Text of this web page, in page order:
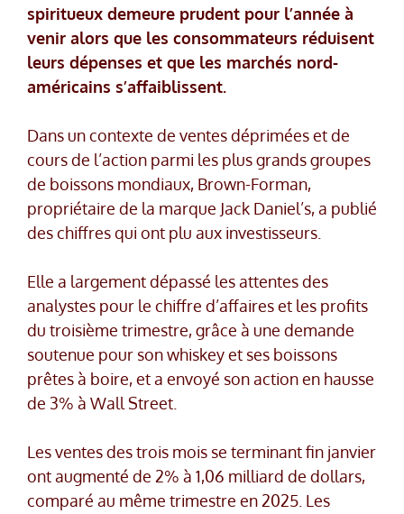
spiritueux demeure prudent pour l’année à
venir alors que les consommateurs réduisent
leurs dépenses et que les marchés nord-
américains s’affaiblissent.
Dans un contexte de ventes déprimées et de
cours de l’action parmi les plus grands groupes
de boissons mondiaux, Brown-Forman,
propriétaire de la marque Jack Daniel’s, a publié
des chiffres qui ont plu aux investisseurs.
Elle a largement dépassé les attentes des
analystes pour le chiffre d’affaires et les profits
du troisième trimestre, grâce à une demande
soutenue pour son whiskey et ses boissons
prêtes à boire, et a envoyé son action en hausse
de 3% à Wall Street.
Les ventes des trois mois se terminant fin janvier
ont augmenté de 2% à 1,06 milliard de dollars,
comparé au même trimestre en 2025. Les